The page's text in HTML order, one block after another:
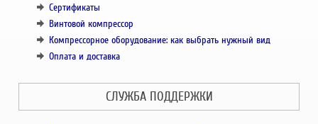
Сертификаты
Винтовой компрессор
Компрессорное оборудование: как выбрать нужный вид
Оплата и доставка
СЛУЖБА ПОДДЕРЖКИ